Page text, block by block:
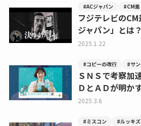
#ACジャパン #CM
フジテレビの
ジャパン」とは
2025.1.22
#コピーの改行 #サ
ＳＮＳで考察加
ＤとＡＤが明か
2025.3.6
#ミスコン #ルッキ